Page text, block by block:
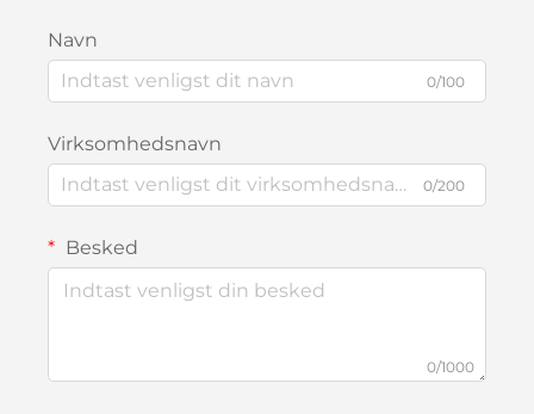
Navn
0/100
Virksomhedsnavn
0/200
Besked
0/1000